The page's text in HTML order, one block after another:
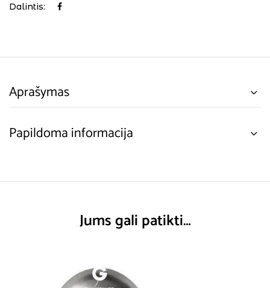
Dalintis:
Aprašymas
Papildoma informacija
Jums gali patikti…